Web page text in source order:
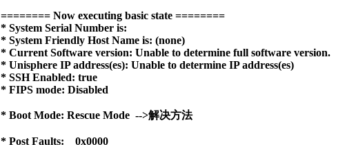
======== Now executing basic state ========
* System Serial Number is:
* System Friendly Host Name is: (none)
* Current Software version: Unable to determine full software version.
* Unisphere IP address(es): Unable to determine IP address(es)
* SSH Enabled: true
* FIPS mode: Disabled
* Boot Mode: Rescue Mode  -->解决方法
* Post Faults:    0x0000